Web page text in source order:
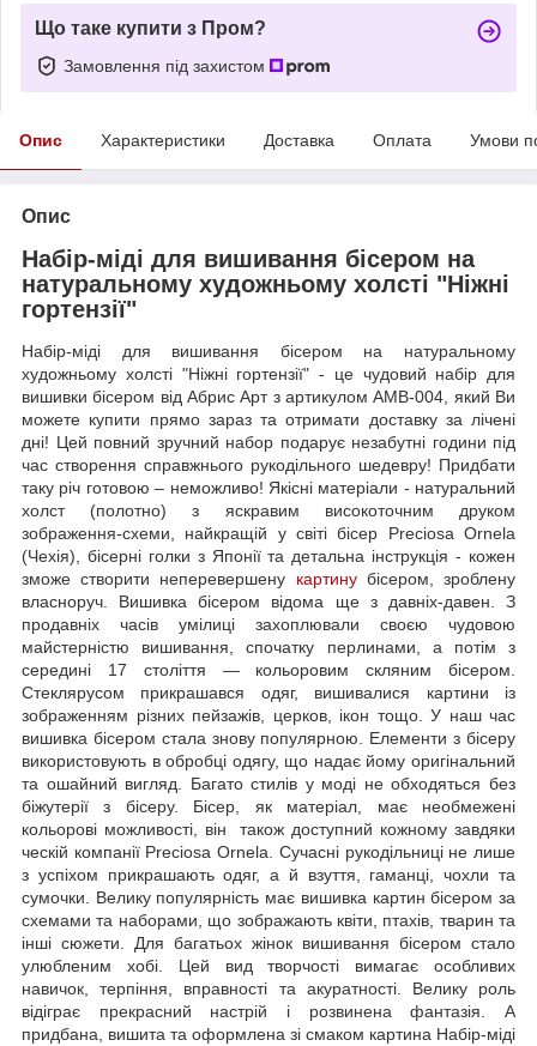
Що таке купити з Пром?
Замовлення під захистом
Опис Характеристики Доставка Оплата Умови
Опис
Набір-міді для вишивання бісером на
натуральному художньому холсті "Ніжні
гортензії"
Набір-міді для вишивання бісером на натуральному
художньому холсті "Ніжні гортензії" - це чудовий набір для
вишивки бісером від Абрис Арт з артикулом AMB-004, який Ви
можете купити прямо зараз та отримати доставку за лічені
дні! Цей повний зручний набор подарує незабутні години під
час створення справжнього рукодільного шедевру! Придбати
таку річ готовою – неможливо! Якісні матеріали - натуральний
холст (полотно) з яскравим високоточним друком
зображення-схеми, найкращій у світі бісер Preciosa Ornela
(Чехія), бісерні голки з Японії та детальна інструкція - кожен
зможе створити неперевершену картинубісером, зроблену
власноруч. Вишивка бісером відома ще з давніх-давен. З
продавніх часів умілиці захоплювали своєю чудовою
майстерністю вишивання, спочатку перлинами, а потім з
середині 17 століття — кольоровим скляним бісером.
Стеклярусом прикрашався одяг, вишивалися картини із
зображенням різних пейзажів, церков, ікон тощо. У наш час
вишивка бісером стала знову популярною. Елементи з бісеру
використовують в обробці одягу, що надає йому оригінальний
та ошайний вигляд. Багато стилів у моді не обходяться без
біжутерії з бісеру. Бісер, як матеріал, має необмежені
кольорові можливості, він також доступний кожному завдяки
ческій компанії Preciosa Ornela. Сучасні рукодільниці не лише
з успіхом прикрашають одяг, а й взуття, гаманці, чохли та
сумочки. Велику популярність має вишивка картин бісером за
схемами та наборами, що зображають квіти, птахів, тварин та
інші сюжети. Для багатьох жінок вишивання бісером стало
улюбленим хобі. Цей вид творчості вимагає особливих
навичок, терпіння, вправності та акуратності. Велику роль
відіграє прекрасний настрій і розвинена фантазія. А
придбана, вишита та оформлена зі смаком картина Набір-міді